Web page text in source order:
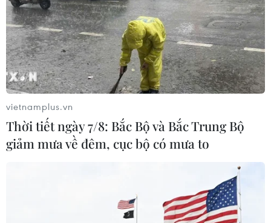
vietnamplus.vn
Thời tiết ngày 7/8: Bắc Bộ và Bắc Trung Bộ
giảm mưa về đêm, cục bộ có mưa to